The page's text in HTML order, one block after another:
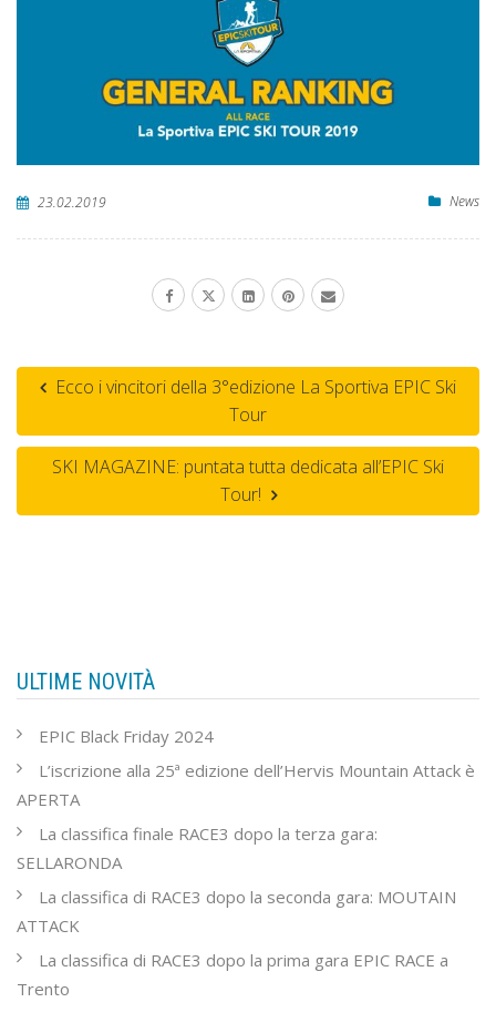
23.02.2019 News
Ecco i vincitori della 3°edizione La Sportiva EPIC Ski
Tour
SKI MAGAZINE: puntata tutta dedicata all’EPIC Ski
Tour!
ULTIME NOVITÀ
EPIC Black Friday 2024
L’iscrizione alla 25ª edizione dell’Hervis Mountain Attack è
APERTA
La classifica finale RACE3 dopo la terza gara:
SELLARONDA
La classifica di RACE3 dopo la seconda gara: MOUTAIN
ATTACK
La classifica di RACE3 dopo la prima gara EPIC RACE a
Trento